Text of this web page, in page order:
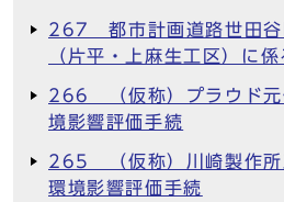
267 都市計画道路世田谷
（片平・上麻生工区）に
266 （仮称）プラウド元
境影響評価手続
265 （仮称）川崎製作所
環境影響評価手続